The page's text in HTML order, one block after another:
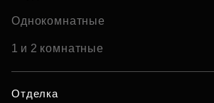
Однокомнатные
1 и 2 комнатные
Отделка